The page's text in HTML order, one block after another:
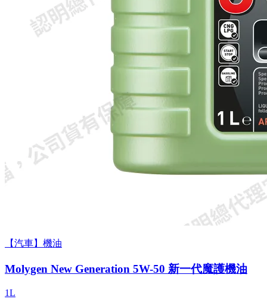
【汽車】機油
Molygen New Gener­a­tion 5W-50 新一代魔護機油
1L